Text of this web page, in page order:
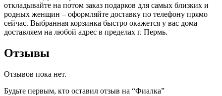
откладывайте на потом заказ подарков для самых близких и
родных женщин – оформляйте доставку по телефону прямо
сейчас. Выбранная корзинка быстро окажется у вас дома –
доставляем на любой адрес в пределах г. Пермь.
Отзывы
Отзывов пока нет.
Будьте первым, кто оставил отзыв на “Фиалка”